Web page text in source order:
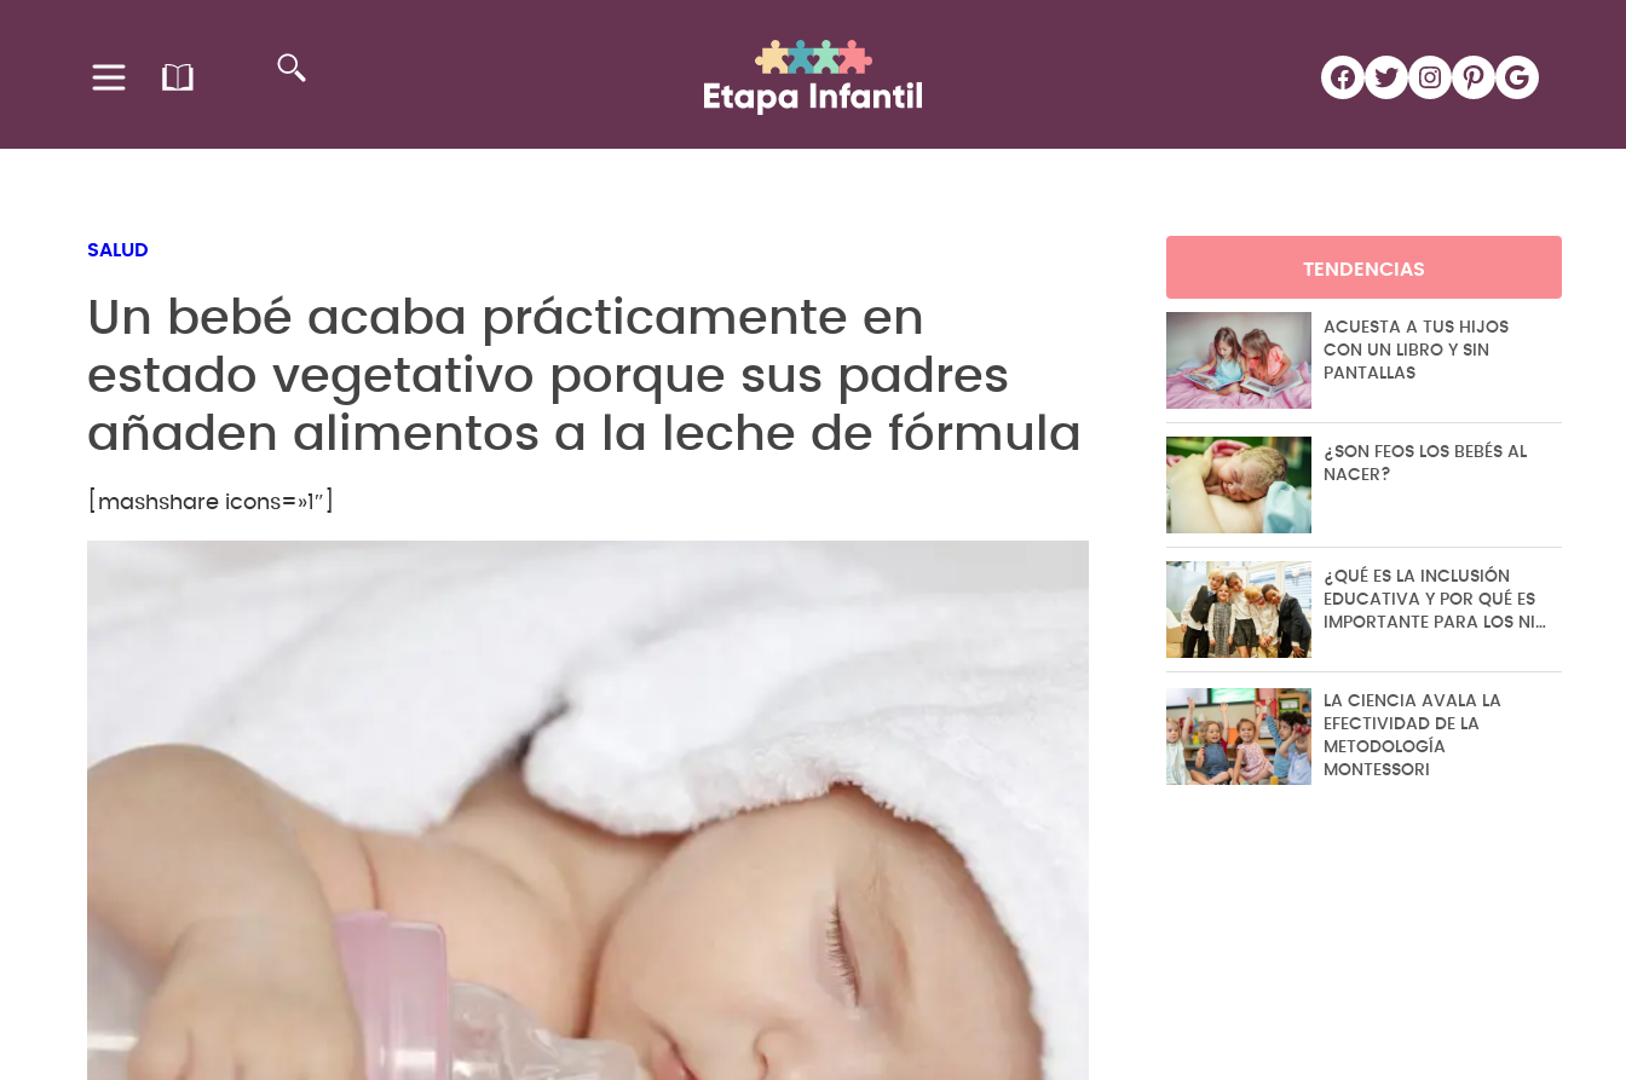
Facebook Twitter Instagram Pinterest Google
SALUD
Un bebé acaba prácticamente en
estado vegetativo porque sus padres
añaden alimentos a la leche de fórmula
[mashshare icons=»1″]
TENDENCIAS
ACUESTA A TUS HIJOS
CON UN LIBRO Y SIN
PANTALLAS
¿SON FEOS LOS BEBÉS AL
NACER?
¿QUÉ ES LA INCLUSIÓN
EDUCATIVA Y POR QUÉ ES
IMPORTANTE PARA LOS NI…
LA CIENCIA AVALA LA
EFECTIVIDAD DE LA
METODOLOGÍA
MONTESSORI